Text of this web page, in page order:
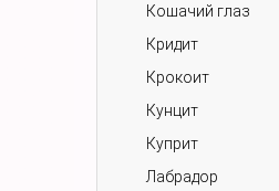
Кошачий глаз
Кридит
Крокоит
Кунцит
Куприт
Лабрадор